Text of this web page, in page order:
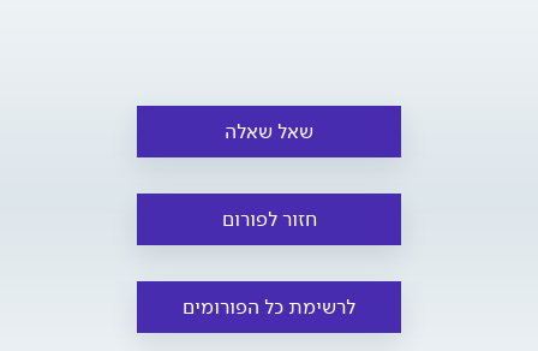
שאל שאלה
חזור לפורום
לרשימת כל הפורומים